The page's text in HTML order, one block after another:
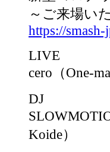
～ご来場い
https://
LIVE
cero（One-
DJ
Koide）